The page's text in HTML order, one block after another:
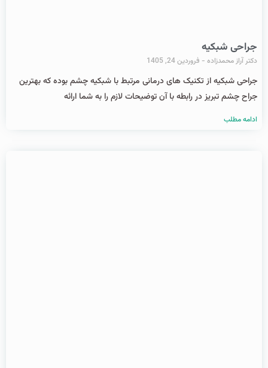
جراحی شبکیه
دکتر آراز محمدزاده فروردین 24, 1405
جراحی شبکیه از تکنیک های درمانی مرتبط با شبکیه چشم بوده که بهترین
جراح چشم تبریز در رابطه با آن توضیحات لازم را به شما ارائه
ادامه مطلب